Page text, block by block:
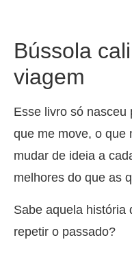
Bússola
viagem
Esse livro só nasceu
que me move, o que
mudar de ideia a
melhores do que as
Sabe aquela história
repetir o passado?